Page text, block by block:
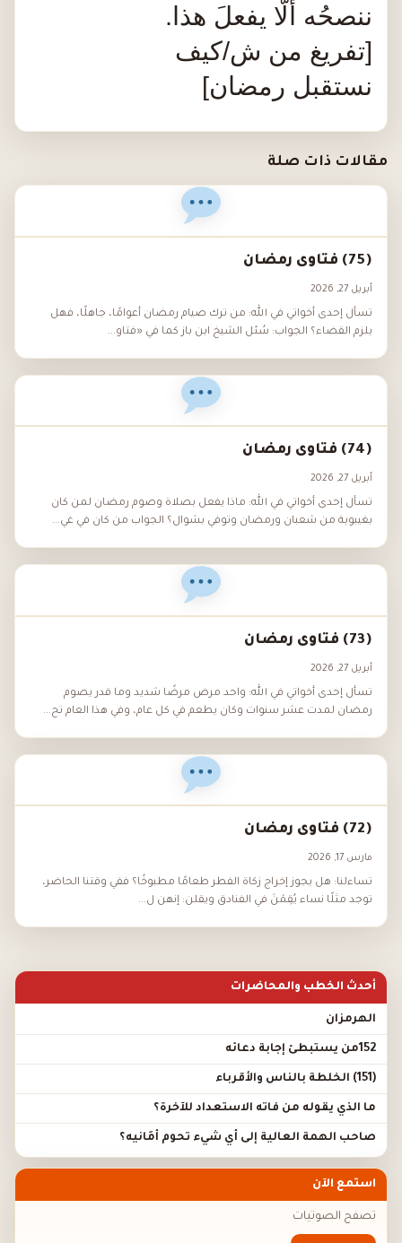
ننصحُه ألَّا يفعلَ هذا.
[تفريغ من ش/كيف
نستقبل رمضان]
مقالات ذات صلة
(75) فتاوى رمضان
أبريل 27, 2026
تسأل إحدى أخواتي في الله: من ترك صيام رمضان أعوامًا، جاهلًا، فهل
يلزم القضاء؟ الجواب: سُئل الشيخ ابن باز كما في «فتاو...
(74) فتاوى رمضان
أبريل 27, 2026
تسأل إحدى أخواتي في الله: ماذا يفعل بصلاة وصوم رمضان لمن كان
بغيبوبة من شعبان ورمضان وتوفي بشوال؟ الجواب من كان في غي...
(73) فتاوى رمضان
أبريل 27, 2026
تسأل إحدى أخواتي في الله: واحد مرض مرضًا شديد وما قدر يصوم
رمضان لمدت عشر سنوات وكان يطعم في كل عام، وفي هذا العام تح...
(72) فتاوى رمضان
مارس 17, 2026
تساءلنا: هل يجوز إخراج زكاة الفطر طعامًا مطبوخًا؟ ففي وقتنا الحاضر،
توجد مثلًا نساء يُقِمْنَ في الفنادق ويقلن: إنهن ل...
أحدث الخطب والمحاضرات
الهرمزان
152من يستبطئ إجابة دعائه
(151) الخلطة بالناس والأقرباء
ما الذي يقوله من فاته الاستعداد للآخرة؟
صاحب الهمة العالية إلى أي شيء تحوم أَمَانيه؟
استمع الآن
تصفح الصوتيات